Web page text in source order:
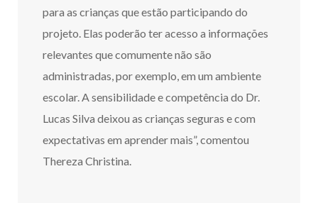
para as crianças que estão participando do
projeto. Elas poderão ter acesso a informações
relevantes que comumente não são
administradas, por exemplo, em um ambiente
escolar. A sensibilidade e competência do Dr.
Lucas Silva deixou as crianças seguras e com
expectativas em aprender mais”, comentou
Thereza Christina.